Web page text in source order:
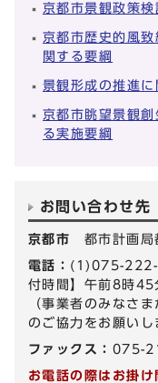
京都市景観政策
京都市歴史的風
関する要綱
景観形成の推進
京都市眺望景観
る実施要綱
お問い合わせ先
京都市 都市計画局
電話： (1)075-
付時間】午前8時
（事業者のみなさ
のご協力をお願いし
ファックス： 075-
お電話の際はお掛